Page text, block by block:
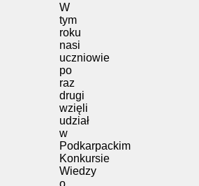
W
tym
roku
nasi
uczniowie
po
raz
drugi
wzięli
udział
w
Podkarpackim
Konkursie
Wiedzy
o